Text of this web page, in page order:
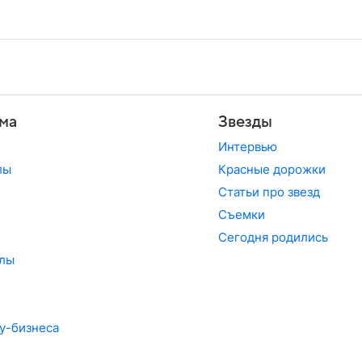
бизнеса
Звезды
Интервью
Красные дорожки
Статьи про звезд
Съемки
Сегодня родились